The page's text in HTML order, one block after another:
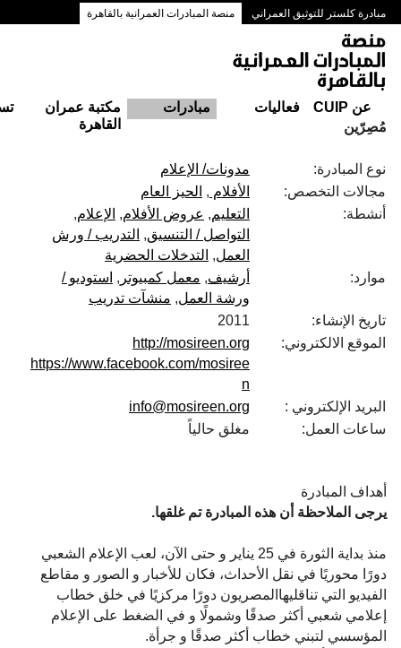
مبادرة كلستر للتوثيق العمراني منصة المبادرات العمرانية بالقاهرة
ممرات وسط البلد بالقاهرة
عن CUIP فعاليات مبادرات
مكتبة عمران
القاهرة
مُصِرّين
نوع المبادرة:
مدونات/ الإعلام
مجالات التخصص:
الأفلام
الحيز العام
أنشطة:
التعليم عروض الأفلام
الإعلام
التواصل / التنسيق
التدريب / ورش
العمل
التدخلات الحضرية
موارد:
أرشيف معمل كمبيوتر
استوديو /
ورشة العمل منشآت تدريب
تاريخ الإنشاء:
2011
الموقع الالكتروني:
http://mosireen.org
https://www.facebook.com/mosiree
n
البريد الإلكتروني :
info@mosireen.org
ساعات العمل:
مغلق حالياً
أهداف المبادرة
يرجى الملاحظة أن هذه المبادرة تم غلقها.
منذ بداية الثورة في 25 يناير و حتى الآن، لعب الإعلام الشعبي
دورًا محوريًا في نقل الأحداث، فكان للأخبار و الصور و مقاطع
الفيديو التي تناقليهاالمصريون دورًا مركزيًا في خلق خطاب
إعلامي شعبي أكثر صدقًا وشمولًا و في الضغط على الإعلام
المؤسسي لتبني خطاب أكثر صدقًا و جرأة.